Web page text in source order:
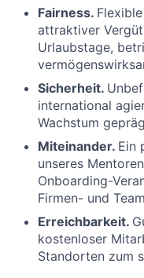
Fairness.
attraktiver
Urlaubstage,
Sicherheit.
international
Wachstum
Miteinander. Ein
unseres
Onboarding-
Firmen- und
Erreichbarkeit.
kostenloser
Standorten zum